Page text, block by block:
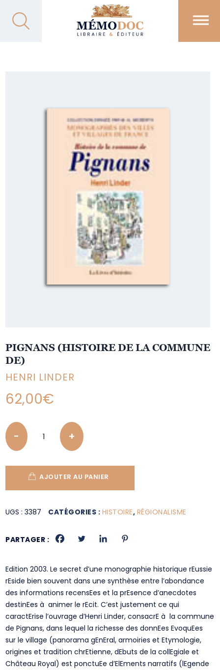
PIGNANS (HISTOIRE DE LA COMMUNE
DE)
HENRI LINDER
62,00€
Quantity
AJOUTER AU PANIER
UGS :3387 CATÉGORIES : HISTOIRE, RÉGIONALISME
PARTAGER :
Edition 2003. Le secret d’une monographie historique rEussie
rEside bien souvent dans une synthèse entre l’abondance
des informations recensEes et la prEsence d’anecdotes
destinEes à animer le rEcit. C’est justement ce qui
caractErise l’ouvrage d’Henri Linder, consacrE à la commune
de Pignans, dans lequel la richesse des donnEes EvoquEes
sur le village (panorama gEnEral, armoiries et Etymologie,
origines et tradition chrEtienne, dEbuts de la collEgiale et
Château Royal) est ponctuEe d’ElEments narratifs (lEgende